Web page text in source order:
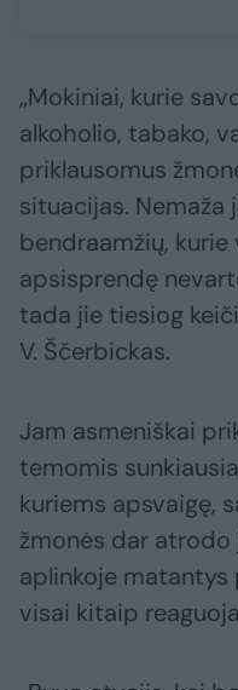
„Mokiniai, kurie
alkoholio, tabako,
priklausomus
situacijas. Nemaža
bendraamžių,
apsisprendę
tada jie tiesiog
V. Ščerbickas.
Jam asmeniškai
temomis
kuriems apsvaigę,
žmonės dar atrodo
aplinkoje matantys
visai kitaip